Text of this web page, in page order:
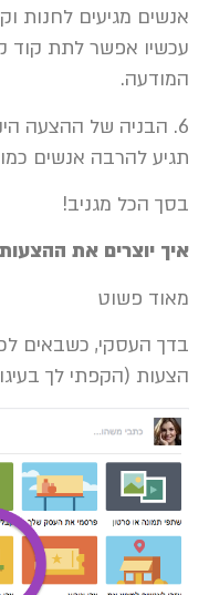
אנשים מגיעים לחנות
עכשיו אפשר לתת קוד
המודעה.
6. הבניה של ההצעה
תגיע להרבה אנשים
בסך הכל מגניב!
איך יוצרים את
מאוד פשוט
בדך העסקי, כשבאים
הצעות (הקפתי לך